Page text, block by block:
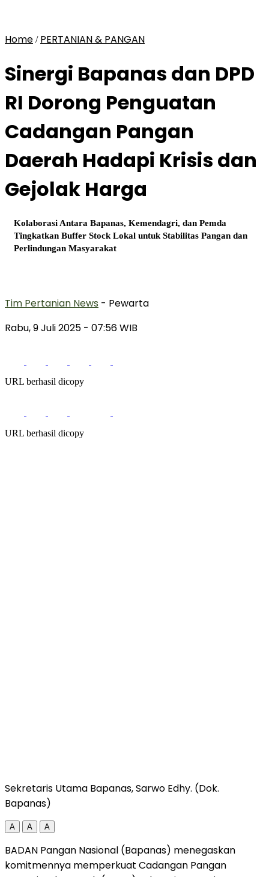
Home / PERTANIAN & PANGAN
Sinergi Bapanas dan DPD
RI Dorong Penguatan
Cadangan Pangan
Daerah Hadapi Krisis dan
Gejolak Harga
Kolaborasi Antara Bapanas, Kemendagri, dan Pemda
Tingkatkan Buffer Stock Lokal untuk Stabilitas Pangan dan
Perlindungan Masyarakat
Tim Pertanian News - Pewarta
Rabu, 9 Juli 2025 - 07:56 WIB
URL berhasil dicopy
URL berhasil dicopy
Sekretaris Utama Bapanas, Sarwo Edhy. (Dok.
Bapanas)
A A A
BADAN Pangan Nasional (Bapanas) menegaskan
komitmennya memperkuat Cadangan Pangan